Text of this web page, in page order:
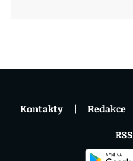
Kontakty Redakce
RSS